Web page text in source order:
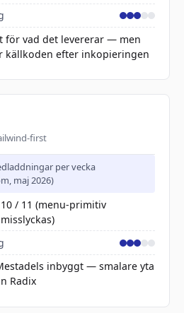
för vad det levererar — men
källkoden efter inkopieringen
first
per vecka
maj 2026)
10 / 11 (menu-primitiv
misslyckas)
inbyggt — smalare yta
Radix